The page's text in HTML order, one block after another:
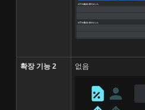
확장 기능 2 없음